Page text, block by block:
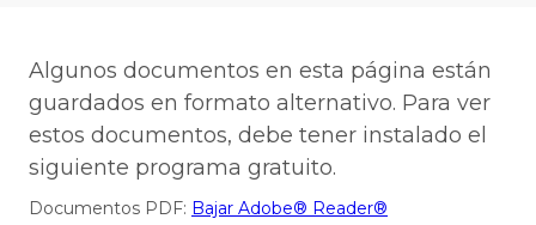
Algunos documentos en esta página están
guardados en formato alternativo. Para ver
estos documentos, debe tener instalado el
siguiente programa gratuito.
Documentos PDF: Bajar Adobe® Reader®